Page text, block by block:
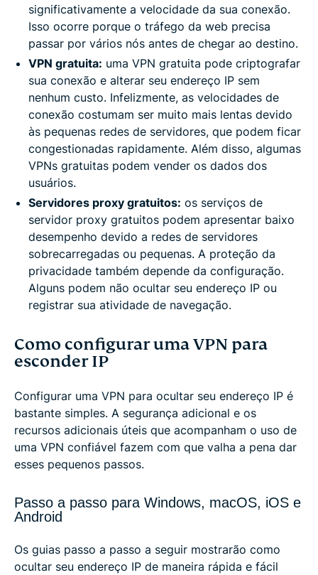
significativamente a velocidade da sua conexão.
Isso ocorre porque o tráfego da web precisa
passar por vários nós antes de chegar ao destino.
VPN gratuita: uma VPN gratuita pode criptografar
sua conexão e alterar seu endereço IP sem
nenhum custo. Infelizmente, as velocidades de
conexão costumam ser muito mais lentas devido
às pequenas redes de servidores, que podem ficar
congestionadas rapidamente. Além disso, algumas
VPNs gratuitas podem vender os dados dos
usuários.
Servidores proxy gratuitos: os serviços de
servidor proxy gratuitos podem apresentar baixo
desempenho devido a redes de servidores
sobrecarregadas ou pequenas. A proteção da
privacidade também depende da configuração.
Alguns podem não ocultar seu endereço IP ou
registrar sua atividade de navegação.
Como configurar uma VPN para
esconder IP
Configurar uma VPN para ocultar seu endereço IP é
bastante simples. A segurança adicional e os
recursos adicionais úteis que acompanham o uso de
uma VPN confiável fazem com que valha a pena dar
esses pequenos passos.
Passo a passo para Windows, macOS, iOS e
Android
Os guias passo a passo a seguir mostrarão como
ocultar seu endereço IP de maneira rápida e fácil